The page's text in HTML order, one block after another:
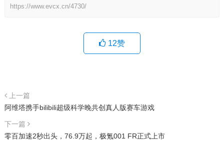
https://www.evcx.cn/4730/
12赞
上一篇
阿维塔携手bilibili超级科学晚共创真人版赛车游戏
下一篇
零百加速2秒出头，76.9万起，极氪001 FR正式上市